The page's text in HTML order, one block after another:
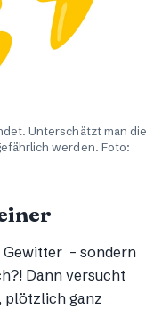
Unterschätzt man die
werden. Foto:
– sondern
Dann versucht
plötzlich ganz